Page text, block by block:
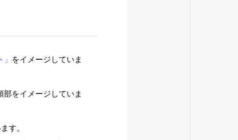
をイメージしていま
部をイメージしていま
す。